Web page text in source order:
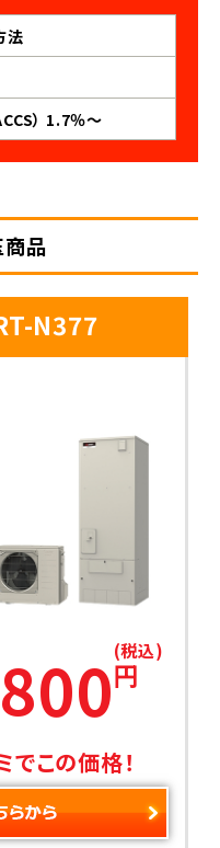
法
） 1.7％～
品
N377
円
(税込)
この価格！